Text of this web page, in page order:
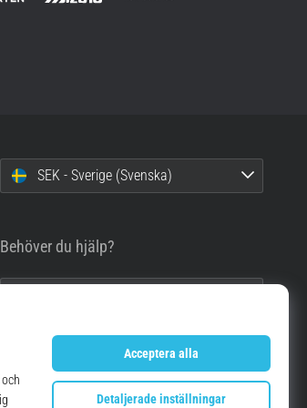
SEK - Sverige (Svenska)
Behöver du hjälp?